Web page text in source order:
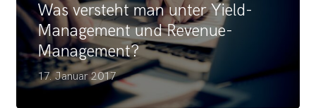
Was versteht man unter Yield-
Management und Revenue-
Management?
17. Januar 2017